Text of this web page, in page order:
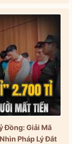
Đồng: Giải Mã
Pháp Lý Đắt